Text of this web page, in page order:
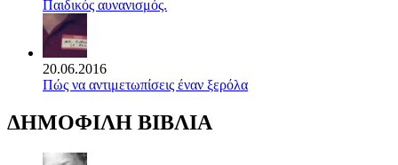
Παιδικός αυνανισμός.
20.06.2016
Πώς να αντιμετωπίσεις έναν ξερόλα
ΔΗΜΟΦΙΛΗ ΒΙΒΛΙΑ